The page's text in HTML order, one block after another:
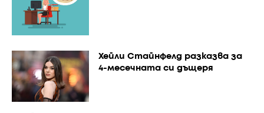
Хейли Стайнфелд разказва за
4-месечната си дъщеря